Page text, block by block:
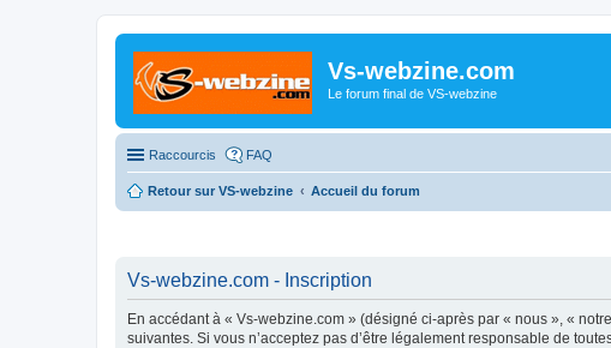
Vs-webzine.com
Le forum final de VS-webzine
Raccourcis FAQ
Retour sur VS-webzine Accueil du forum
Vs-webzine.com - Inscription
En accédant à « Vs-webzine.com » (désigné ci-après par « nous », «
suivantes. Si vous n’acceptez pas d’être légalement responsable de